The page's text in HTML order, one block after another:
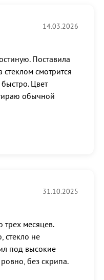
14.03.2026
Поставила
стеклом смотрится
Цвет
обычной
31.10.2025
трех месяцев.
стекло не
под высокие
без скрипа.